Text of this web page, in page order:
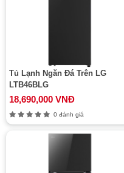
Tủ Lạnh Ngăn Đá Trên LG
LTB46BLG
18,690,000 VNĐ
0 đánh giá